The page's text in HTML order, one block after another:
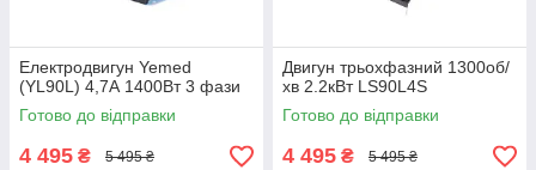
Електродвигун Yemed
(YL90L) 4,7А 1400Вт 3 фази
Готово до відправки
4 495 ₴ 5 495 ₴
Двигун трьохфазний 1300об/
хв 2.2кВт LS90L4S
Готово до відправки
4 495 ₴ 5 495 ₴